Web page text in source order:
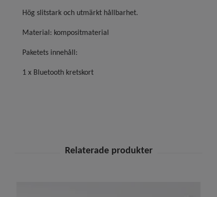
Hög slitstark och utmärkt hållbarhet.
Material: kompositmaterial
Paketets innehåll:
1 x Bluetooth kretskort